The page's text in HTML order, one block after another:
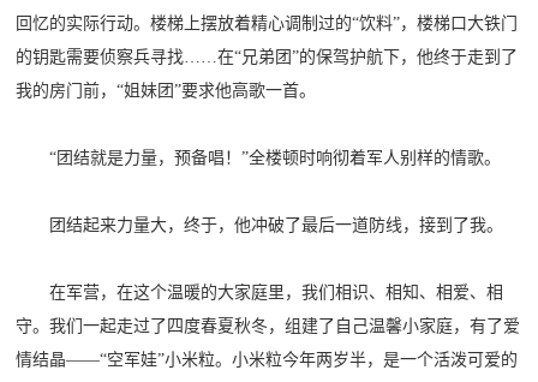
回忆的实际行动。楼梯上摆放着精心调制过的“饮料”，楼梯口大铁门
的钥匙需要侦察兵寻找……在“兄弟团”的保驾护航下，他终于走到了
我的房门前，“姐妹团”要求他高歌一首。
“团结就是力量，预备唱！”全楼顿时响彻着军人别样的情歌。
团结起来力量大，终于，他冲破了最后一道防线，接到了我。
在军营，在这个温暖的大家庭里，我们相识、相知、相爱、相
守。我们一起走过了四度春夏秋冬，组建了自己温馨小家庭，有了爱
情结晶——“空军娃”小米粒。小米粒今年两岁半，是一个活泼可爱的